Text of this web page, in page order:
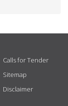
Calls for Tender
Sitemap
Disclaimer